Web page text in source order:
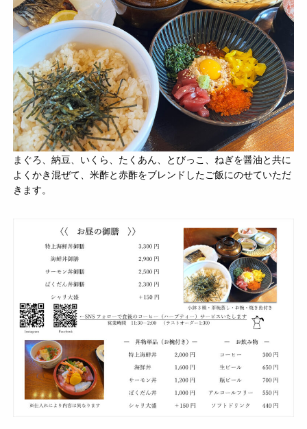
まぐろ、納豆、いくら、たくあん、とびっこ、ねぎを醤油と共に
よくかき混ぜて、米酢と赤酢をブレンドしたご飯にのせていただ
きます。